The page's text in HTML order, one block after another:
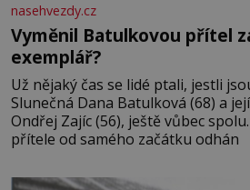
nasehvezdy.cz
Vyměnil Batulkovou přítel
exemplář?
Už nějaký čas se lidé ptali, jestli
Slunečná Dana Batulková (68) a
Ondřej Zajíc (56), ještě vůbec spolu. Herečka od sebe
přítele od samého začátku odhán